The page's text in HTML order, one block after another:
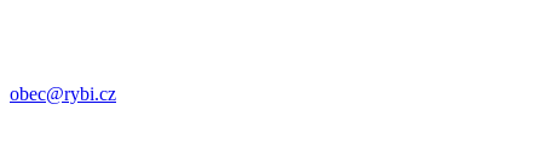
obec@rybi.cz